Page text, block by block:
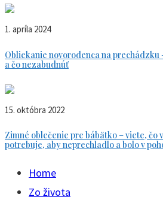
1. apríla 2024
Obliekanie novorodenca na prechádzku
a čo nezabudnúť
15. októbra 2022
Zimné oblečenie pre bábätko – viete, čo
potrebuje, aby neprechladlo a bolo v
Home
Zo života